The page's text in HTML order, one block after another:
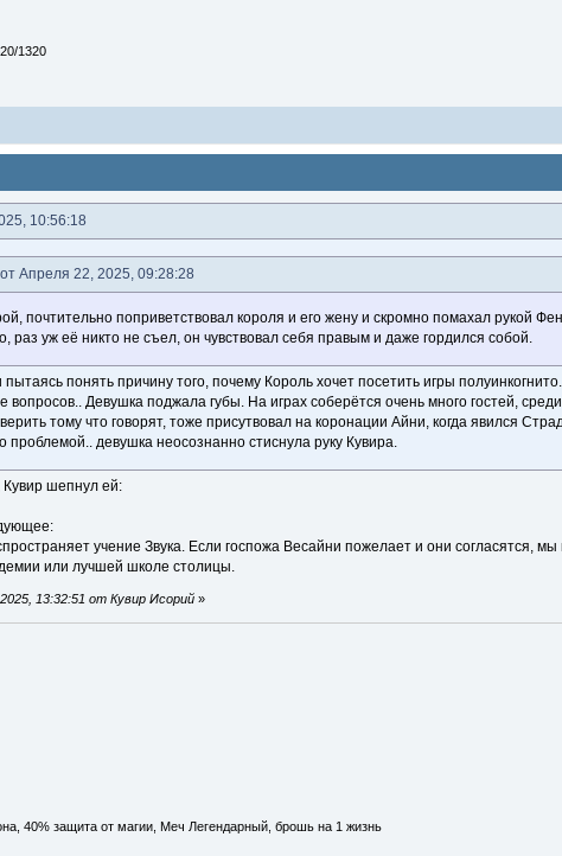
1320
10:56:18
Апреля 22, 2025, 09:28:28
почтительно поприветствовал короля и его жену и скромно помахал рукой
раз уж её никто не съел, он чувствовал себя правым и даже гордился собой.
понять причину того, почему Король хочет посетить игры
Девушка поджала губы. На играх соберётся очень много гостей,
тому что говорят, тоже присутвовал на коронации Айни, когда явился
проблемой.. девушка неосознанно стиснула руку Кувира.
шепнул ей:
учение Звука. Если госпожа Весайни пожелает и они согласятся,
или лучшей школе столицы.
13:32:51 от Кувир Исорий »
40% защита от магии, Меч Легендарный, брошь на 1 жизнь